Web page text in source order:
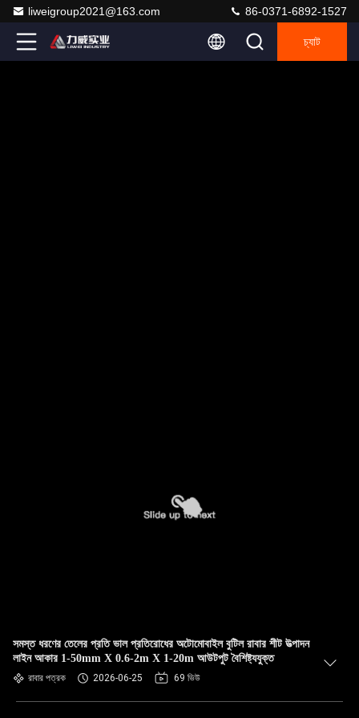
liweigroup2021@163.com 86-0371-6892-1527
চ্যাট
সমস্ত ধরণের তেলের প্রতি ভাল প্রতিরোধের অটোমোবাইল বুটিল রাবার শীট উত্পাদন
লাইন আকার 1-50mm X 0.6-2m X 1-20m আউটপুট বৈশিষ্ট্যযুক্ত
রাবার পত্রক 2026-06-25 69 ভিউ